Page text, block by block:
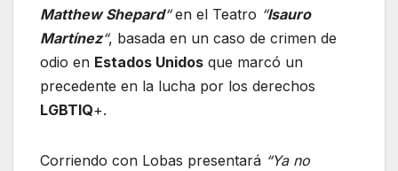
Matthew Shepard“en el Teatro “Isauro
Martínez“, basada en un caso de crimen de
odio en Estados Unidos que marcó un
precedente en la lucha por los derechos
LGBTIQ+.
Corriendo con Lobas presentará “Ya no